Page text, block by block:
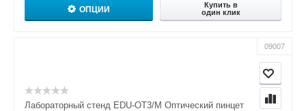
ОПЦИИ
Купить в
один клик
09007
Лабораторный стенд EDU-OT3/M Оптический пинцет